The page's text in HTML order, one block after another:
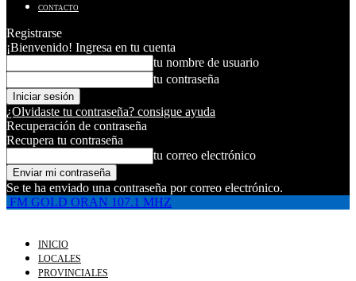
CONTACTO
Registrarse
¡Bienvenido! Ingresa en tu cuenta
tu nombre de usuario
tu contraseña
¿Olvidaste tu contraseña? consigue ayuda
Recuperación de contraseña
Recupera tu contraseña
tu correo electrónico
Se te ha enviado una contraseña por correo electrónico.
FM GOLD ORAN 107.1 MHZ
INICIO
LOCALES
PROVINCIALES